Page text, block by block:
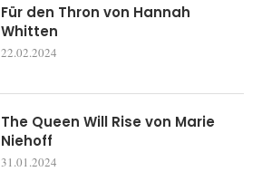
Für den Thron von Hannah
Whitten
22.02.2024
The Queen Will Rise von Marie
Niehoff
31.01.2024